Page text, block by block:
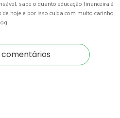
sabe o quanto educação financeira é
hoje e por isso cuida com muito carinho
comentários